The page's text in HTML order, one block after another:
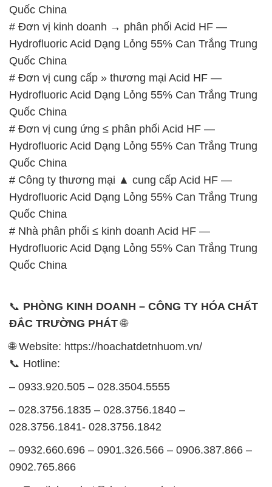
Quốc China
# Đơn vị kinh doanh → phân phối Acid HF —
Hydrofluoric Acid Dạng Lỏng 55% Can Trắng Trung
Quốc China
# Đơn vị cung cấp » thương mại Acid HF —
Hydrofluoric Acid Dạng Lỏng 55% Can Trắng Trung
Quốc China
# Đơn vị cung ứng ≤ phân phối Acid HF —
Hydrofluoric Acid Dạng Lỏng 55% Can Trắng Trung
Quốc China
# Công ty thương mại ▲ cung cấp Acid HF —
Hydrofluoric Acid Dạng Lỏng 55% Can Trắng Trung
Quốc China
# Nhà phân phối ≤ kinh doanh Acid HF —
Hydrofluoric Acid Dạng Lỏng 55% Can Trắng Trung
Quốc China
📞 PHÒNG KINH DOANH – CÔNG TY HÓA CHẤT
ĐẮC TRƯỜNG PHÁT🌐
🌐 Website: https://hoachatdetnhuom.vn/
📞 Hotline:
– 0933.920.505 – 028.3504.5555
– 028.3756.1835 – 028.3756.1840 –
028.3756.1841- 028.3756.1842
– 0932.660.696 – 0901.326.566 – 0906.387.866 –
0902.765.866